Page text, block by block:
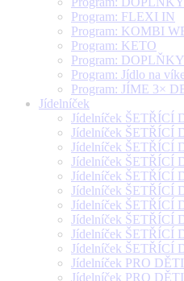
Program: FLEXI IN
Program: KOMBI
Program: KETO
Program: DOPLŇKY
Program: Jídlo na
Program: JÍME 3×
Jídelníček
Jídelníček ŠETŘÍCÍ
Jídelníček ŠETŘÍCÍ
Jídelníček ŠETŘÍCÍ
Jídelníček ŠETŘÍCÍ
Jídelníček ŠETŘÍCÍ
Jídelníček ŠETŘÍCÍ
Jídelníček ŠETŘÍCÍ
Jídelníček ŠETŘÍCÍ
Jídelníček ŠETŘÍCÍ
Jídelníček ŠETŘÍCÍ
Jídelníček PRO
Jídelníček PRO